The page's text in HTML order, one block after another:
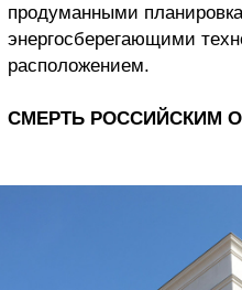
продуманными
энергосберегающими
расположением.
СМЕРТЬ РОССИЙСКИМ